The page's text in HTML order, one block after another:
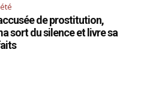
de prostitution,
sort du silence et livre sa